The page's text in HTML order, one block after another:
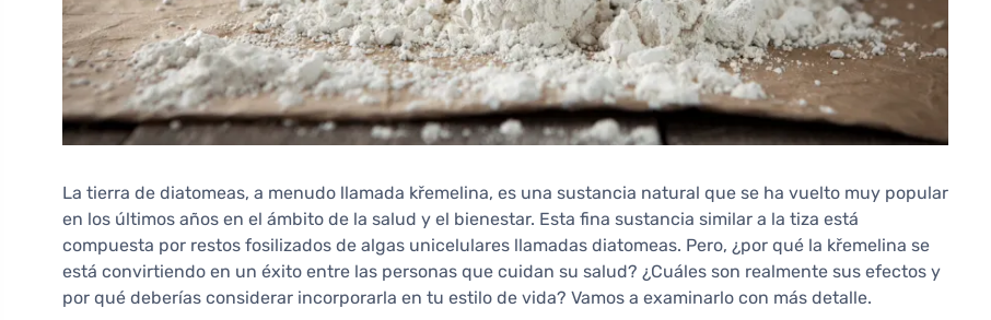
La tierra de diatomeas, a menudo llamada křemelina, es una sustancia natural que se ha vuelto muy popular
en los últimos años en el ámbito de la salud y el bienestar. Esta fina sustancia similar a la tiza está
compuesta por restos fosilizados de algas unicelulares llamadas diatomeas. Pero, ¿por qué la křemelina se
está convirtiendo en un éxito entre las personas que cuidan su salud? ¿Cuáles son realmente sus efectos y
por qué deberías considerar incorporarla en tu estilo de vida? Vamos a examinarlo con más detalle.